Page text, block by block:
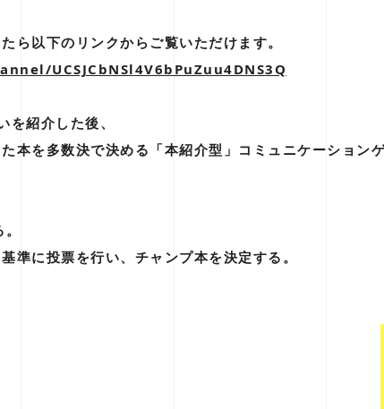
ら以下のリンクからご覧いただけます。
UCSJCbNSl4V6bPuZuu4DNS3Q
紹介した後、
本を多数決で決める「本紹介型」コミュニケーションゲ
準に投票を行い、チャンプ本を決定する。